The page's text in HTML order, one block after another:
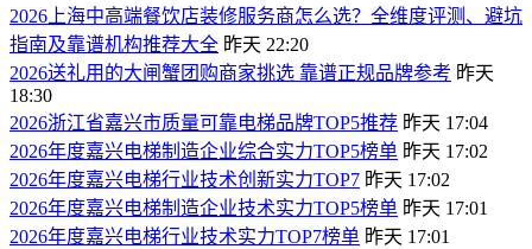
2026上海中高端餐饮店装修服务商怎么选？全维度评测、避坑
指南及靠谱机构推荐大全 昨天 22:20
2026送礼用的大闸蟹团购商家挑选 靠谱正规品牌参考 昨天
18:30
2026浙江省嘉兴市质量可靠电梯品牌TOP5推荐 昨天 17:04
2026年度嘉兴电梯制造企业综合实力TOP5榜单 昨天 17:02
2026年度嘉兴电梯行业技术创新实力TOP7 昨天 17:02
2026年度嘉兴电梯制造企业技术实力TOP5榜单 昨天 17:01
2026年度嘉兴电梯行业技术实力TOP7榜单 昨天 17:01